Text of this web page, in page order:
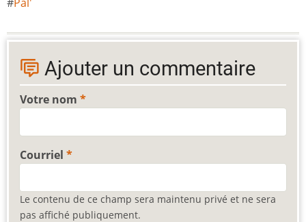
Ajouter un commentaire
Votre nom
Courriel
Le contenu de ce champ sera maintenu privé et ne sera
pas affiché publiquement.